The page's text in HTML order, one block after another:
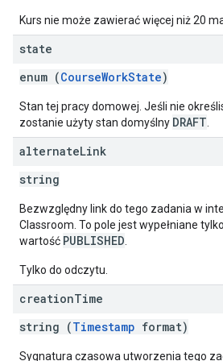
Kurs nie może zawierać więcej niż 20
state
enum (CourseWorkState)
Stan tej pracy domowej. Jeśli nie
zostanie użyty stan domyślny DRAFT
alternateLink
string
Bezwzględny link do tego zadania w
Classroom. To pole jest wypełniane
wartość PUBLISHED
Tylko do odczytu.
creationTime
string (Timestamp format)
Sygnatura czasowa utworzenia tego